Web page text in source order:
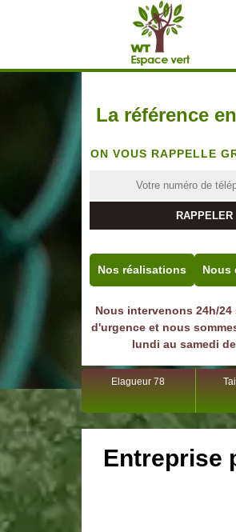
La référence
ON VOUS RAPPELLE
Nos réalisations Nous
Nous intervenons 24h/24
d'urgence et nous
lundi au samedi
Elagueur 78
Entreprise